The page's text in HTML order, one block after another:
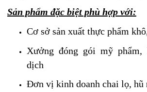
Sản phẩm đặc biệt phù hợp với:
Cơ sở sản xuất thực phẩm
Xưởng đóng gói mỹ phẩm,
dịch
Đơn vị kinh doanh chai lọ, hũ